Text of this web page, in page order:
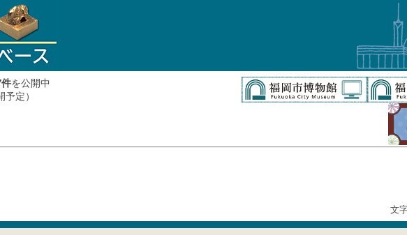
件を公開中
予定）
文